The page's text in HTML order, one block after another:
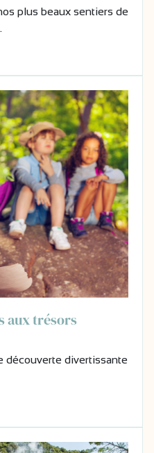
plus beaux sentiers de
aux trésors
découverte divertissante